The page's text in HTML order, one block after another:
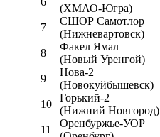
(ХМАО-Югра)
7
СШОР Самотлор
(Нижневартовск)
8
Факел Ямал
(Новый Уренгой)
9
Нова-2
(Новокуйбышевск)
10
Горький-2
(Нижний Новгород)
11
Оренбуржье-УОР